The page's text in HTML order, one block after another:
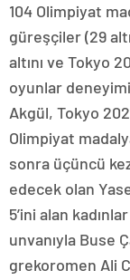
104 Olimpiyat
güreşçiler (29
altını ve Tokyo
oyunlar
Akgül, Tokyo
Olimpiyat
sonra üçüncü
edecek olan
5’ini alan
unvanıyla Buse
grekoromen Ali